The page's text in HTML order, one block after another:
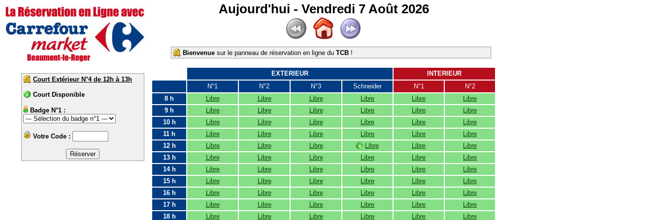
Aujourd'hui - Vendredi 7 Août 2026
Bienvenue sur le panneau de réservation en ligne du TCB !
Court Extérieur N°4 de 12h à 13h
Court Disponible
Badge N°1 :
Votre Code :
EXTERIEUR
INTERIEUR
N°1
N°2 N°3 Schneider N°1
N°2
8 h
Libre Libre Libre Libre Libre
Libre
9 h
Libre Libre Libre Libre Libre
Libre
10 h
Libre Libre Libre Libre Libre
Libre
11 h
Libre Libre Libre Libre Libre
Libre
12 h
Libre Libre Libre Libre Libre
Libre
13 h
Libre Libre Libre Libre Libre
Libre
14 h
Libre Libre Libre Libre Libre
Libre
15 h
Libre Libre Libre Libre Libre
Libre
16 h
Libre Libre Libre Libre Libre
Libre
17 h
Libre Libre Libre Libre Libre
Libre
18 h
Libre Libre Libre Libre Libre
Libre